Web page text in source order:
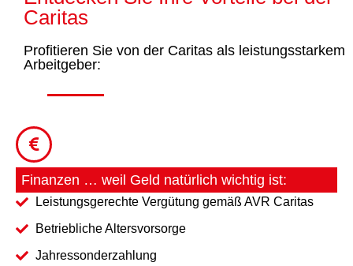
Caritas
Profitieren Sie von der Caritas als leistungsstarkem
Arbeitgeber:
Finanzen … weil Geld natürlich wichtig ist:
Leistungsgerechte Vergütung gemäß AVR Caritas
Betriebliche Altersvorsorge
Jahressonderzahlung